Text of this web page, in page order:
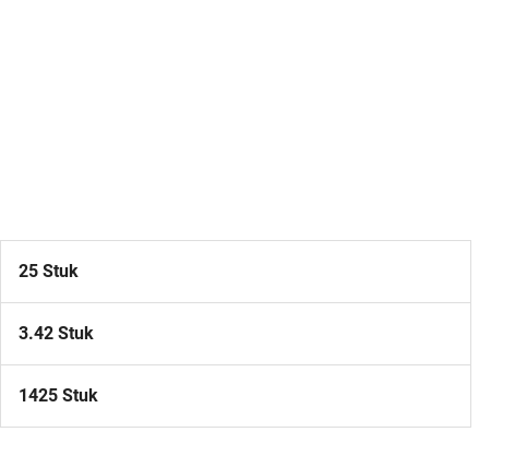
25 Stuk
3.42 Stuk
1425 Stuk